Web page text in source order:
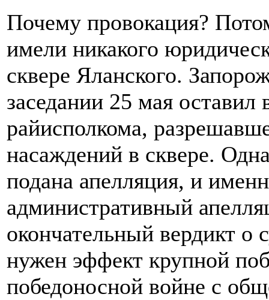
Почему провокация?
имели никакого
сквере Яланского.
заседании 25 мая
райисполкома,
насаждений в сквере.
подана апелляция, и
административный
окончательный вердикт о
нужен эффект крупной
победоносной войне с